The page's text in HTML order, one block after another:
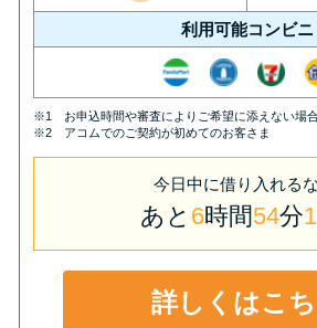
利用可能コンビニ
※1 お申込時間や審査によりご希望に添えない場合
※2 アコムでのご契約が初めてのお客さま
今日中に借り入れる
あと 6時間54分
詳しくはこ